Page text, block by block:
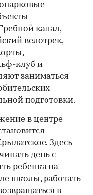
канал,
велотрек,
клуб и
заниматься
подготовки.
в центре
Здесь
день с
ребенка на
школы, работать
в